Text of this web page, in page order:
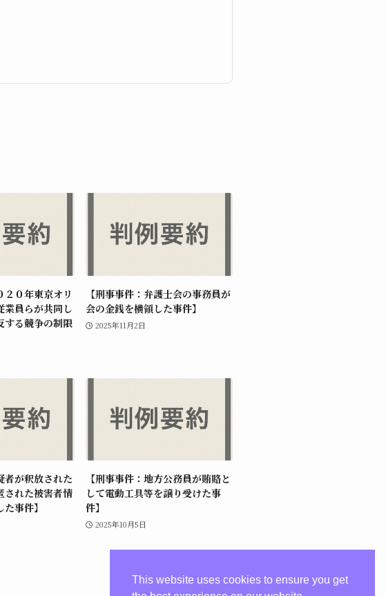
２０年東京オリ
業員らが共同し
する競争の制限
【刑事事件：弁護士会の事務員が
会の金銭を横領した事件】
2025年11月2日
者が釈放された
された被害者情
事件】
【刑事事件：地方公務員が賄賂と
して電動工具等を譲り受けた事
件】
2025年10月5日
This website uses cookies to ensure you get